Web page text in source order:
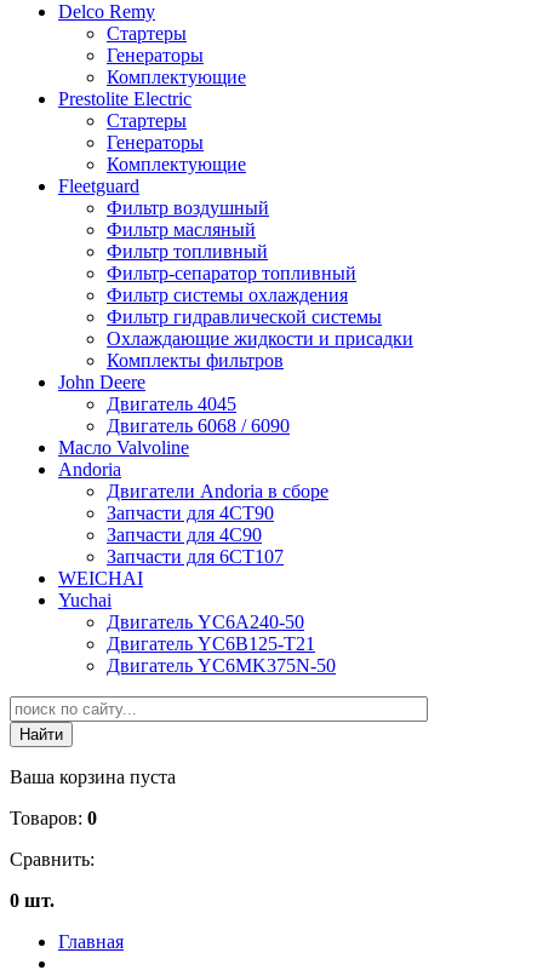
Delco Remy
Стартеры
Генераторы
Комплектующие
Prestolite Electric
Стартеры
Генераторы
Комплектующие
Fleetguard
Фильтр воздушный
Фильтр масляный
Фильтр топливный
Фильтр-сепаратор топливный
Фильтр системы охлаждения
Фильтр гидравлической системы
Охлаждающие жидкости и присадки
Комплекты фильтров
John Deere
Двигатель 4045
Двигатель 6068 / 6090
Масло Valvoline
Andoria
Двигатели Andoria в сборе
Запчасти для 4CT90
Запчасти для 4С90
Запчасти для 6CT107
WEICHAI
Yuchai
Двигатель YC6A240-50
Двигатель YC6B125-T21
Двигатель YC6MK375N-50
Ваша корзина пуста
Товаров: 0
Сравнить:
0 шт.
Главная